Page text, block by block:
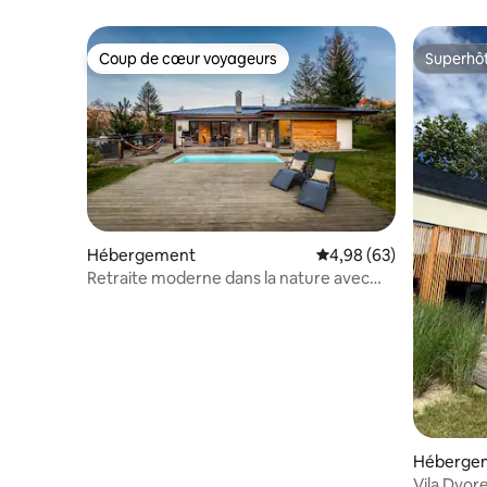
Coup de cœur voyageurs
Coup de cœur voyageurs
Hébergement Évaluation moyenne
4,98 (63)
Retraite moderne dans la nature avec